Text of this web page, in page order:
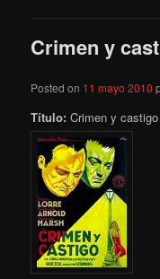
Crimen y
Posted on 11 mayo 2010
Título: Crimen y